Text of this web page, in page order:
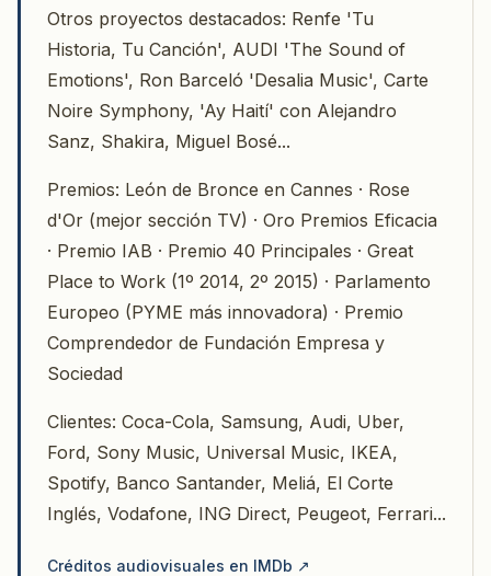
Otros proyectos destacados: Renfe 'Tu
Historia, Tu Canción', AUDI 'The Sound of
Emotions', Ron Barceló 'Desalia Music', Carte
Noire Symphony, 'Ay Haití' con Alejandro
Sanz, Shakira, Miguel Bosé...
Premios: León de Bronce en Cannes · Rose
d'Or (mejor sección TV) · Oro Premios Eficacia
· Premio IAB · Premio 40 Principales · Great
Place to Work (1º 2014, 2º 2015) · Parlamento
Europeo (PYME más innovadora) · Premio
Comprendedor de Fundación Empresa y
Sociedad
Clientes: Coca-Cola, Samsung, Audi, Uber,
Ford, Sony Music, Universal Music, IKEA,
Spotify, Banco Santander, Meliá, El Corte
Inglés, Vodafone, ING Direct, Peugeot, Ferrari...
Créditos audiovisuales en IMDb ↗